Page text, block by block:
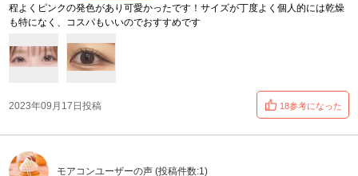
程よくピンクの発色があり可愛かったです！サイズが丁度よく個人的には乾燥
も特になく、コスパもいいのでおすすめです
2023年09月17日投稿 18参考になった
モアコンユーザーの声 (投稿件数:1)